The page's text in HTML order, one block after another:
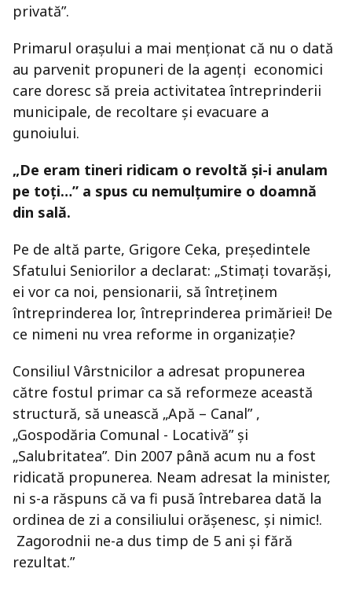
privată”.
Primarul oraşului a mai menţionat că nu o dată
au parvenit propuneri de la agenţi economici
care doresc să preia activitatea întreprinderii
municipale, de recoltare şi evacuare a
gunoiului.
„De eram tineri ridicam o revoltă şi-i anulam
pe toţi…” a spus cu nemulţumire o doamnă
din sală.
Pe de altă parte, Grigore Ceka, preşedintele
Sfatului Seniorilor a declarat: „Stimaţi tovarăşi,
ei vor ca noi, pensionarii, să întreţinem
întreprinderea lor, întreprinderea primăriei! De
ce nimeni nu vrea reforme in organizaţie?
Consiliul Vârstnicilor a adresat propunerea
către fostul primar ca să reformeze această
structură, să unească „Apă – Canal” ,
„Gospodăria Comunal - Locativă” şi
„Salubritatea”. Din 2007 până acum nu a fost
ridicată propunerea. Neam adresat la minister,
ni s-a răspuns că va fi pusă întrebarea dată la
ordinea de zi a consiliului orăşenesc, şi nimic!.
Zagorodnii ne-a dus timp de 5 ani şi fără
rezultat.”